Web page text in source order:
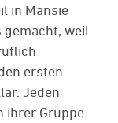
in Mansie
gemacht, weil
ersten
Jeden
ihrer Gruppe